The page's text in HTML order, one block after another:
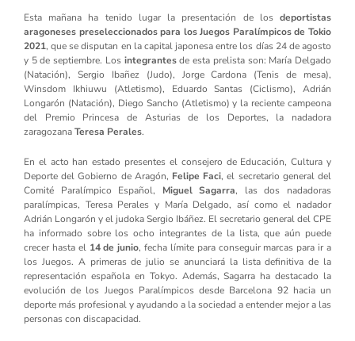
Esta mañana ha tenido lugar la presentación de los deportistas
aragoneses preseleccionados para los Juegos Paralímpicos de Tokio
2021, que se disputan en la capital japonesa entre los días 24 de agosto
y 5 de septiembre. Los integrantesde esta prelista son: María Delgado
(Natación), Sergio Ibañez (Judo), Jorge Cardona (Tenis de mesa),
Winsdom Ikhiuwu (Atletismo), Eduardo Santas (Ciclismo), Adrián
Longarón (Natación), Diego Sancho (Atletismo) y la reciente campeona
del Premio Princesa de Asturias de los Deportes, la nadadora
zaragozanaTeresa Perales.
En el acto han estado presentes el consejero de Educación, Cultura y
Deporte del Gobierno de Aragón, Felipe Faci, el secretario general del
Comité Paralímpico Español, Miguel Sagarra, las dos nadadoras
paralímpicas, Teresa Perales y María Delgado, así como el nadador
Adrián Longarón y el judoka Sergio Ibáñez. El secretario general del CPE
ha informado sobre los ocho integrantes de la lista, que aún puede
crecer hasta el 14 de junio, fecha límite para conseguir marcas para ir a
los Juegos. A primeras de julio se anunciará la lista definitiva de la
representación española en Tokyo. Además, Sagarra ha destacado la
evolución de los Juegos Paralímpicos desde Barcelona 92 hacia un
deporte más profesional y ayudando a la sociedad a entender mejor a las
personas con discapacidad.